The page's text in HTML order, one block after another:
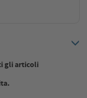
gli articoli